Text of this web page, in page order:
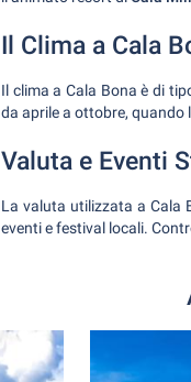
Il Clima a Cala
Il clima a Cala Bona è di
da aprile a ottobre, quando
Valuta e Eventi
La valuta utilizzata a Cala
eventi e festival locali.